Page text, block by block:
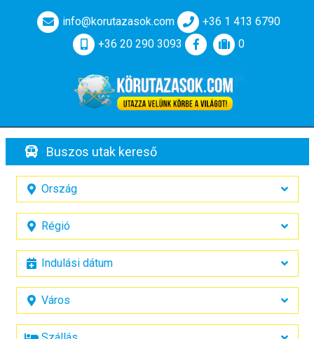
info@korutazasok.com
+36 1 413 6790
+36 20 290 3093
0
Buszos utak kereső